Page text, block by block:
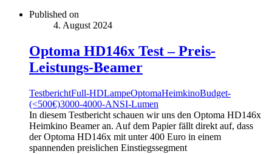
Published on
4. August 2024
Optoma HD146x Test – Preis-
Leistungs-Beamer
TestberichtFull-HDLampeOptomaHeimkinoBudget-
(<500€)3000-4000-ANSI-Lumen
In diesem Testbericht schauen wir uns den Optoma HD146x
Heimkino Beamer an. Auf dem Papier fällt direkt auf, dass
der Optoma HD146x mit unter 400 Euro in einem
spannenden preislichen Einstiegssegment